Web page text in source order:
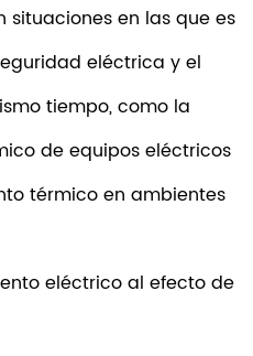
en las que es
eléctrica y el
tiempo, como la
de equipos eléctricos
térmico en ambientes
eléctrico al efecto de